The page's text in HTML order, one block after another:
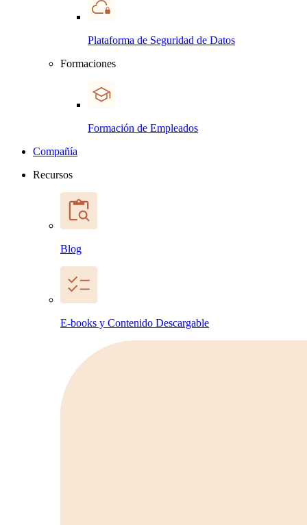
Plataforma de Seguridad de Datos
Formaciones
Formación de Empleados
Compañía
Recursos
Blog
E-books y Contenido Descargable